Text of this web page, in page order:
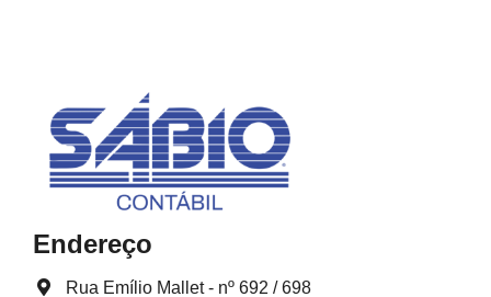
Endereço
Rua Emílio Mallet - nº 692 / 698